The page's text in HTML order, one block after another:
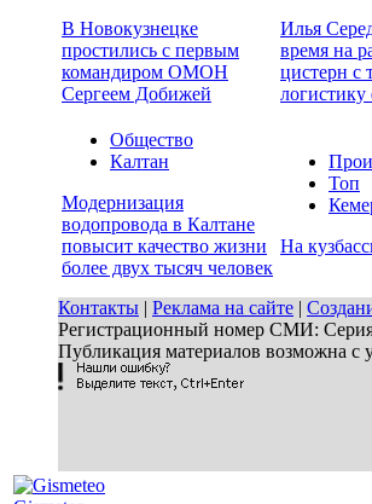
В Новокузнецке
простились с первым
командиром ОМОН
Сергеем Добижей
Илья
время на
цистерн с
логистику
Общество
Калтан
Модернизация
водопровода в Калтане
повысит качество жизни
более двух тысяч человек
Топ
На
Контакты | Реклама на сайте |
Регистрационный номер СМИ:
Публикация материалов возможна с